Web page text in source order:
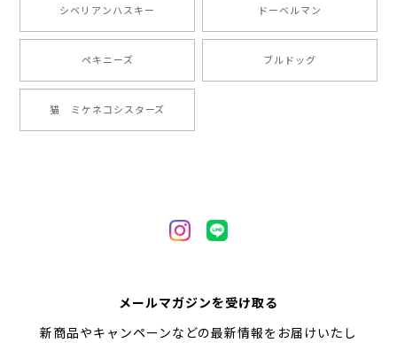
2024/05/22
2024/05/04
2024/05/04
シベリアンハスキー ドーベルマン
ペキニーズ ブルドッグ
猫 ミケネコシスターズ
メールマガジンを受け取る
新商品やキャンペーンなどの最新情報をお届けいたし